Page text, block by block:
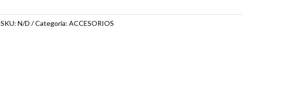
SKU: N/D Categoría: ACCESORIOS